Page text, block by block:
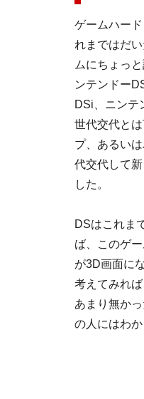
ゲームハー
れまではだ
ムにちょっ
ンテンドー
DSi、ニンテ
世代交代と
プ、あるい
代交代して
した。
DSはこれま
ば、このゲ
が3D画面に
考えてみれ
あまり無か
の人にはわか